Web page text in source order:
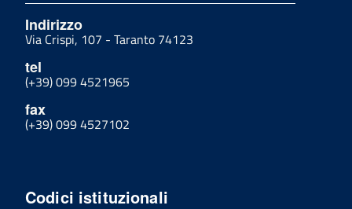
Indirizzo
Via Crispi, 107 - Taranto 74123
tel
(+39) 099 4521965
fax
(+39) 099 4527102
Codici istituzionali